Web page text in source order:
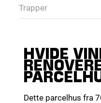
Trapper
HVIDE
Dette parcelhus fra